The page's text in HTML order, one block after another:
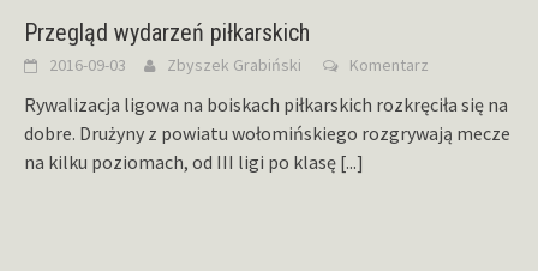
Przegląd wydarzeń piłkarskich
2016-09-03 Zbyszek Grabiński Komentarz
Rywalizacja ligowa na boiskach piłkarskich rozkręciła się na
dobre. Drużyny z powiatu wołomińskiego rozgrywają mecze
na kilku poziomach, od III ligi po klasę [...]